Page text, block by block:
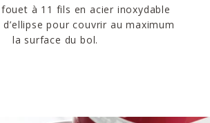
fouet à 11 fils en acier inoxydable
pour couvrir au maximum
la surface du bol.